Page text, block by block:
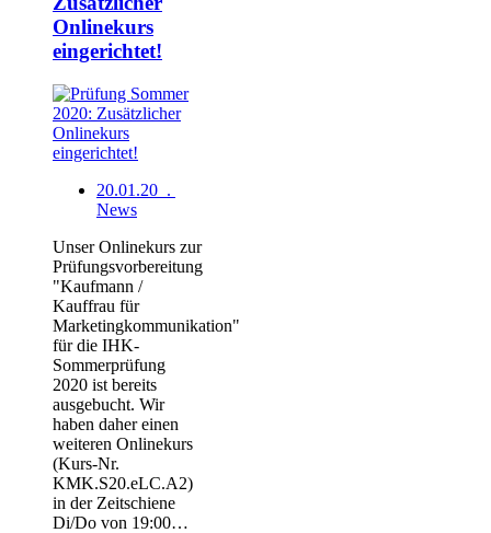
Onlinekurs
eingerichtet!
20.01.20 .
News
Unser Onlinekurs zur
Prüfungsvorbereitung
"Kaufmann /
Kauffrau für
Marketingkommunikation"
für die IHK-
Sommerprüfung
2020 ist bereits
ausgebucht. Wir
haben daher einen
weiteren Onlinekurs
(Kurs-Nr.
KMK.S20.eLC.A2)
in der Zeitschiene
Di/Do von 19:00…